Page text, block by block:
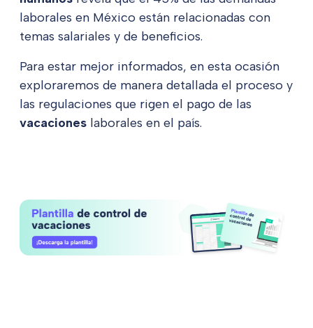
laborales en México están relacionadas con
temas salariales y de beneficios.
Para estar mejor informados, en esta ocasión
exploraremos de manera detallada el proceso y
las regulaciones que rigen el pago de las
vacaciones laborales en el país.